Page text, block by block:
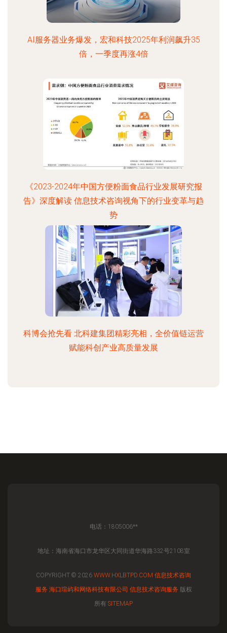
AI服务器业务爆发，宏和科技2025年利润飙升35
倍，一季度再涨4倍
《2023-2024年中国方便粉面食品行业发展研究报
告》深度解读 信息技术咨询视角下的行业变革与趋
势
科博会抢先看 北科建集团精彩亮相，全价值链运营
赋能科创产业高质量发展
电话：1805006**
地址：海南省海口市龙华区大同街道华海路332号2108室
COPYRIGHT © 2026 WWW.HXLBTPD.COM 信息技术咨询
服务 海口瑄屿和网络科技有限公司 信息技术咨询服务 版权
所有 SITEMAP